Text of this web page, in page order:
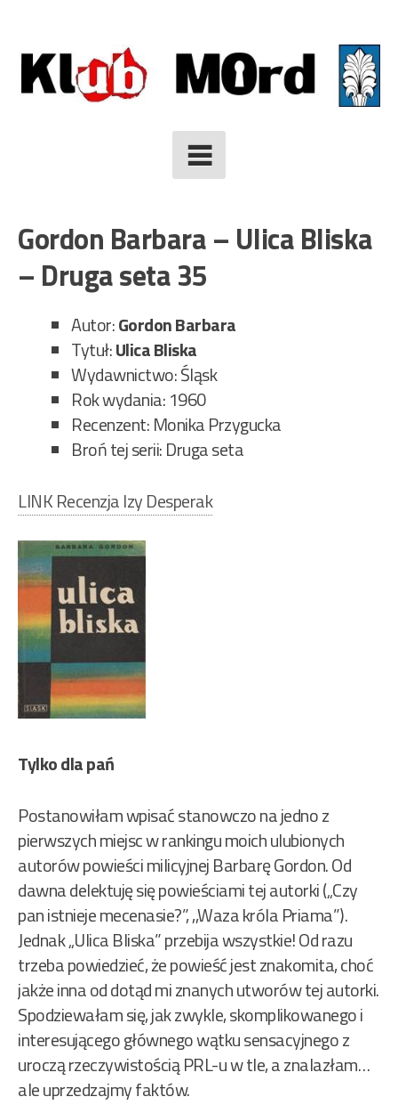
to
content
Gordon Barbara – Ulica Bliska
– Druga seta 35
Autor:Gordon Barbara
Tytuł:Ulica Bliska
Wydawnictwo: Śląsk
Rok wydania: 1960
Recenzent: Monika Przygucka
Broń tej serii: Druga seta
LINK Recenzja Izy Desperak
Tylko dla pań
Postanowiłam wpisać stanowczo na jedno z
pierwszych miejsc w rankingu moich ulubionych
autorów powieści milicyjnej Barbarę Gordon. Od
dawna delektuję się powieściami tej autorki („Czy
pan istnieje mecenasie?”, ,,Waza króla Priama”).
Jednak „Ulica Bliska” przebija wszystkie! Od razu
trzeba powiedzieć, że powieść jest znakomita, choć
jakże inna od dotąd mi znanych utworów tej autorki.
Spodziewałam się, jak zwykle, skomplikowanego i
interesującego głównego wątku sensacyjnego z
uroczą rzeczywistością PRL-u w tle, a znalazłam…
ale uprzedzajmy faktów.